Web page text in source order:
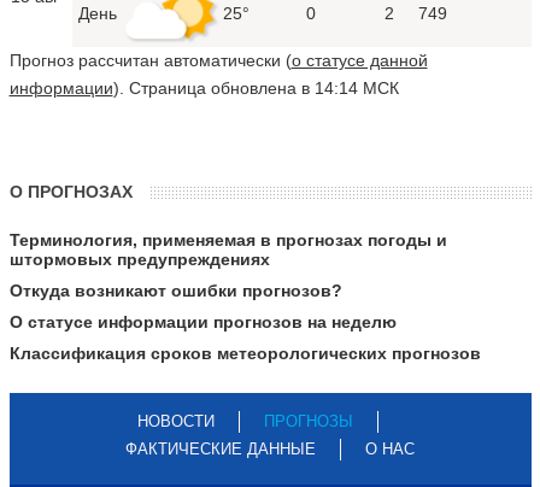
День 25° 0 2 749
Прогноз рассчитан автоматически (о статусе данной
информации). Страница обновлена в 14:14 МСК
О ПРОГНОЗАХ
Терминология, применяемая в прогнозах погоды и
штормовых предупреждениях
Откуда возникают ошибки прогнозов?
О статусе информации прогнозов на неделю
Классификация сроков метеорологических прогнозов
НОВОСТИ
ПРОГНОЗЫ
ФАКТИЧЕСКИЕ ДАННЫЕ
О НАС